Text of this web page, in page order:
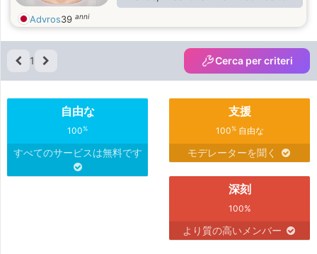
relationships coz I believe what
you've done to others it will return
unto you,so be faithful...
Advros39 anni
1 Cerca per criteri
自由な
100%
すべてのサービスは無料です
支援
100%自由な
モデレーターを聞く
深刻
100%
より質の高いメンバー